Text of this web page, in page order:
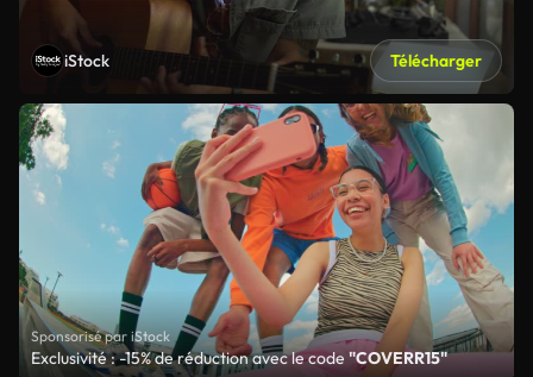
iStock Télécharger
Sponsorisé par iStock
Exclusivité : -15% de réduction avec le code "COVERR15"